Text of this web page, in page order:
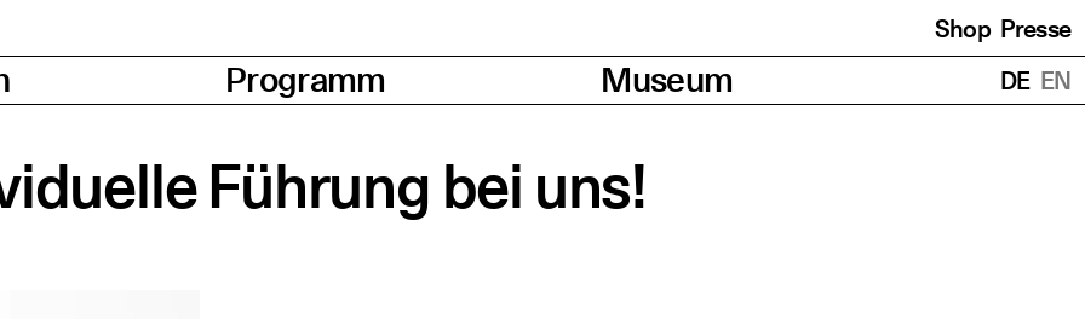
Shop Presse
Programm Museum Übersetzungen
DE EN
Füh­rung bei uns!